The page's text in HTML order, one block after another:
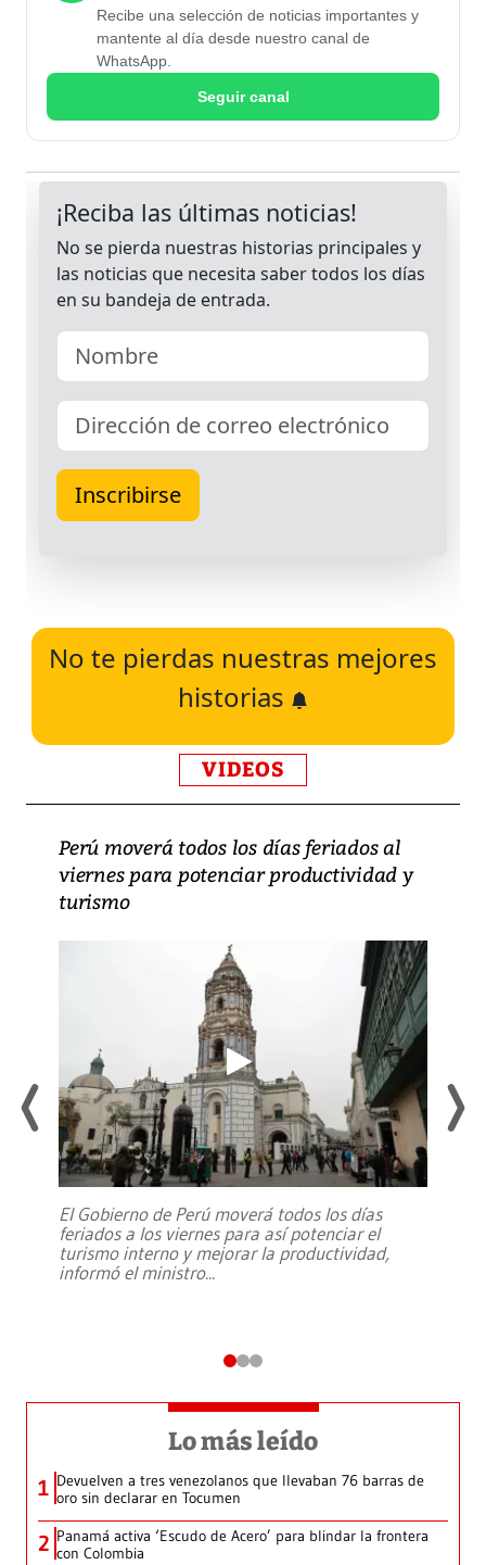
Recibe una selección de noticias importantes y
mantente al día desde nuestro canal de
WhatsApp.
Seguir canal
No te pierdas nuestras mejores
historias
VIDEOS
Perú moverá todos los días feriados al
viernes para potenciar productividad y
turismo
El Gobierno de Perú moverá todos los días
feriados a los viernes para así potenciar el
turismo interno y mejorar la productividad,
informó el ministro...
Lo más leído
1 Devuelven a tres venezolanos que llevaban 76 barras de
oro sin declarar en Tocumen
2 Panamá activa ‘Escudo de Acero’ para blindar la frontera
con Colombia